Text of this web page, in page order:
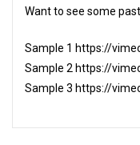
Want to see some
Sample 1 https://
Sample 2 https://
Sample 3 https://